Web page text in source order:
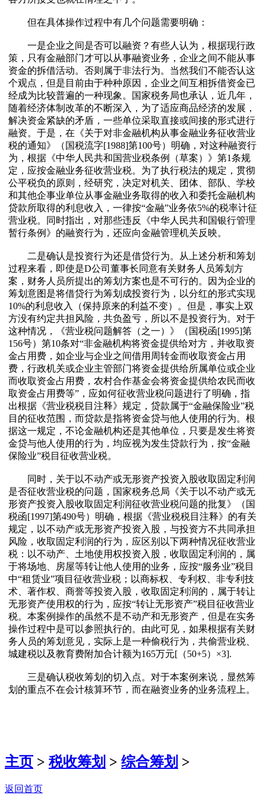
但在具体操作过程中有几个问题需要明确：
一是企业之间是否可以融资？有些人认为，根据现行政
策，只有金融部门才可以从事融资业务，企业之间不能从事
资金的拆借活动。否则属于非法行为。当然我们不能否认这
个观点，但是目前由于种种原因，企业之间互相拆借资金已
经成为比较普遍的一种现象。国家税务局也承认，近几年，
随着经济体制改革的不断深入，为了适应商品经济的发展，
解决资金紧缺的矛盾，一些单位采取直接或间接的形式进行
融资。于是，在《关于对非金融机构从事金融业务征收营业
税的通知》（国税流字[1988]第100号）明确，对这种融资行
为，根据《中华人民共和国营业税条例（草案）》第1条规
定，应按金融业务征收营业税。为了执行税法的规定，贯彻
公平税负的原则，经研究，决定对机关、团体、部队、学校
和其他企事业单位从事金融业务取得的收入和委托金融机构
贷款所取得的利息收入，一律按“金融”业务依5%的税率计征
营业税。同时指出，对那些违反《中华人民共和国银行管理
暂行条例》的融资行为，还应向金融管理机关反映。
二是确认是投资行为还是借贷行为。从上述分析和筹划
过程来看，即使是D公司董事长同意有关财务人员筹划方
案，财务人员所提出的筹划方案也是不可行的。因为企业的
筹划意图是将借贷行为筹划成投资行为，以分红的形式实现
10%的利息收入（保持原来的利益不变）。但是，事实上双
方没有约定共担风险，共负盈亏，所以不是投资行为。对于
这种情况，《营业税问题解答（之一）》（国税函[1995]第
156号）第10条对“非金融机构将资金提供给对方，并收取资
金占用费，如企业与企业之间借用周转金而收取资金占用
费，行政机关或企业主管部门将资金提供给所属单位或企业
而收取资金占用费，农村合作基金会将资金提供给农民而收
取资金占用费等”，应如何征收营业税问题进行了明确，指
出根据《营业税税目注释》规定，贷款属于“金融保险业”税
目的征收范围，而贷款是指将资金贷与他人使用的行为。根
据这一规定，不论金融机构还是其他单位，只要是发生将资
金贷与他人使用的行为，均应视为发生贷款行为，按“金融
保险业”税目征收营业税。
同时，关于以不动产或无形资产投资入股收取固定利润
是否征收营业税的问题，国家税务总局《关于以不动产或无
形资产投资入股收取固定利润征收营业税问题的批复》（国
税函[1997]第490号）明确，根据《营业税税目注释》的有关
规定，以不动产或无形资产投资入股，与投资方不共同承担
风险，收取固定利润的行为，应区别以下两种情况征收营业
税：以不动产、土地使用权投资入股，收取固定利润的，属
于将场地、房屋等转让他人使用的业务，应按“服务业”税目
中“租赁业”项目征收营业税；以商标权、专利权、非专利技
术、著作权、商誉等投资入股，收取固定利润的，属于转让
无形资产使用权的行为，应按“转让无形资产”税目征收营业
税。本案例操作的虽然不是不动产和无形资产，但是在实务
操作过程中是可以参照执行的。由此可见，如果根据有关财
务人员的筹划意见，实际上是一种偷税行为，共偷营业税、
城建税以及教育费附加合计额为165万元[（50+5）×3].
三是确认税收筹划的切入点。对于本案例来说，显然筹
划的重点不在会计核算环节，而在融资业务的业务流程上。
主页 > 税收筹划 > 综合筹划 >
返回首页